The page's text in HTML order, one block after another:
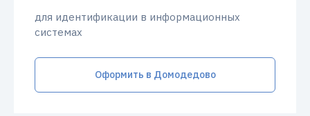
для идентификации в информационных
системах
Оформить в Домодедово